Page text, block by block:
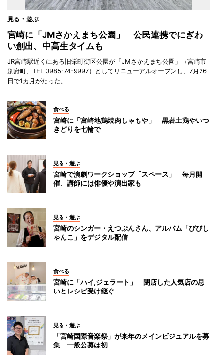
見る・遊ぶ
宮崎に「JMさかえまち公園」 公民連携でにぎわ
い創出、中高生タイムも
JR宮崎駅近くにある旧栄町街区公園が「JMさかえまち公園」（宮崎市
別府町、TEL 0985-74-9997）としてリニューアルオープンし、7月26
日で1カ月がたった。
食べる
宮崎に「宮崎地鶏焼肉しゃもや」 黒岩土鶏やいつ
きどりを七輪で
見る・遊ぶ
宮崎で演劇ワークショップ「スペース」 毎月開
催、講師には俳優や演出家も
見る・遊ぶ
宮崎のシンガー・えつぷんさん、アルバム「びびし
ゃんこ」をデジタル配信
食べる
宮崎に「ハイ,ジェラート」 閉店した人気店の思
いとレシピ受け継ぐ
見る・遊ぶ
「宮崎国際音楽祭」が来年のメインビジュアルを募
集 一般公募は初